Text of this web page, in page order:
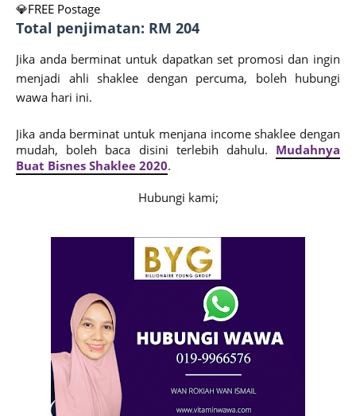
💎FREE Postage
Total penjimatan: RM 204
Jika anda berminat untuk dapatkan set promosi dan ingin
menjadi ahli shaklee dengan percuma, boleh hubungi
wawa hari ini.
Jika anda berminat untuk menjana income shaklee dengan
mudah, boleh baca disini terlebih dahulu. Mudahnya
Buat Bisnes Shaklee 2020.
Hubungi kami;